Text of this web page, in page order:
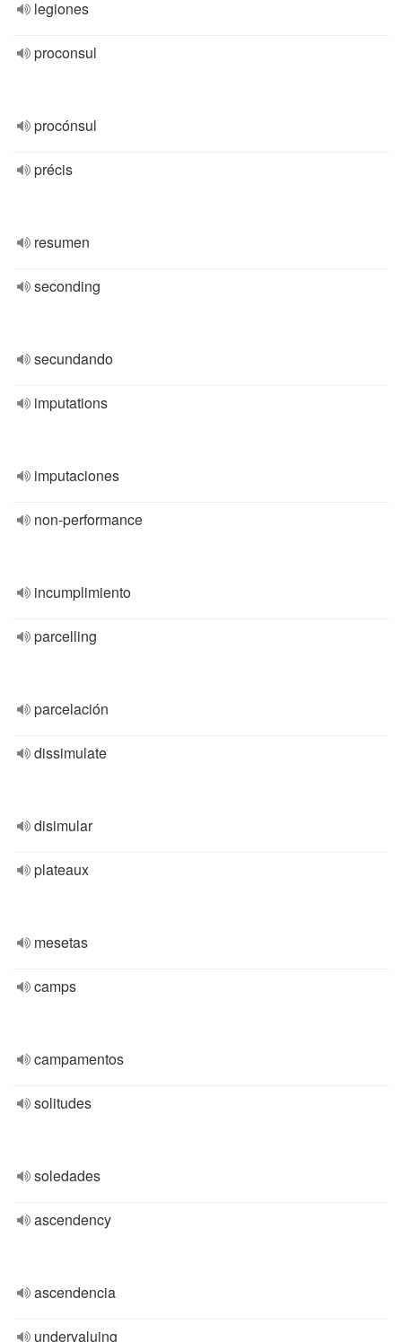
legiones
proconsul
procónsul
précis
resumen
seconding
secundando
imputations
imputaciones
non-performance
incumplimiento
parcelling
parcelación
dissimulate
disimular
plateaux
mesetas
camps
campamentos
solitudes
soledades
ascendency
ascendencia
undervaluing